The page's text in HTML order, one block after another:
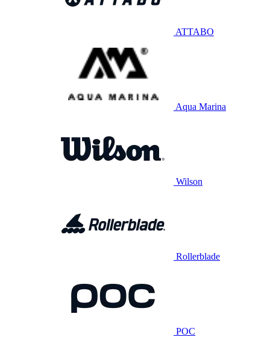
ATTABO
Aqua Marina
Wilson
Rollerblade
POC